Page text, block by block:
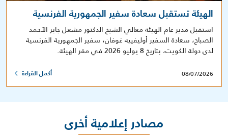
الهيئة تستقبل سعادة سفير الجمهورية الفرنسية
استقبل مدير عام الهيئة معالي الشيخ الدكتور مشعل جابر الأحمد
الصباح، سعادة السفير أوليفييه غوفان، سفير الجمهورية الفرنسية
لدى دولة الكويت، بتاريخ 8 يوليو 2026 في مقر الهيئة.
08/07/2026 أكمل القراءة
مصادر إعلامية أخرى